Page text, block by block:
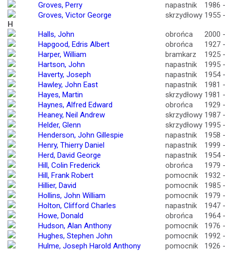
Groves, Perry
napastnik
1986
Groves, Victor George
skrzydłowy 1955
H
Halls, John
obrońca
2000
Hapgood, Edris Albert
obrońca
1927
Harper, William
bramkarz
1925
Hartson, John
napastnik
1995
Haverty, Joseph
napastnik
1954
Hawley, John East
napastnik
1981
Hayes, Martin
skrzydłowy 1981
Haynes, Alfred Edward
obrońca
1929
Heaney, Neil Andrew
skrzydłowy 1987
Helder, Glenn
skrzydłowy 1995
Henderson, John Gillespie
napastnik
1958
Henry, Thierry Daniel
napastnik
1999
Herd, David George
napastnik
1954
Hill, Colin Frederick
obrońca
1979
Hill, Frank Robert
pomocnik
1932
Hillier, David
pomocnik
1985
Hollins, John William
pomocnik
1979
Holton, Clifford Charles
napastnik
1947
Howe, Donald
obrońca
1964
Hudson, Alan Anthony
pomocnik
1976
Hughes, Stephen John
pomocnik
1992
Hulme, Joseph Harold Anthony
pomocnik 1926